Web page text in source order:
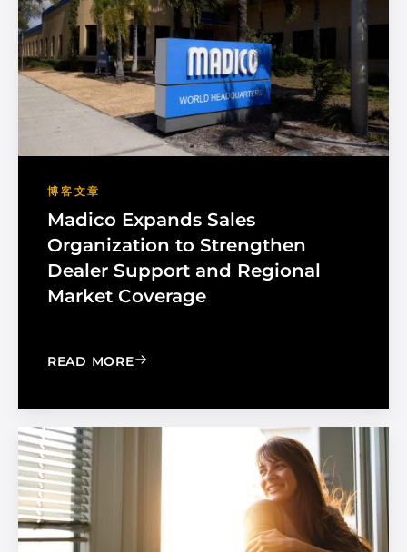
博客文章
Madico Expands Sales
Organization to Strengthen
Dealer Support and Regional
Market Coverage
READ MORE: MADICO EXPANDS SALES